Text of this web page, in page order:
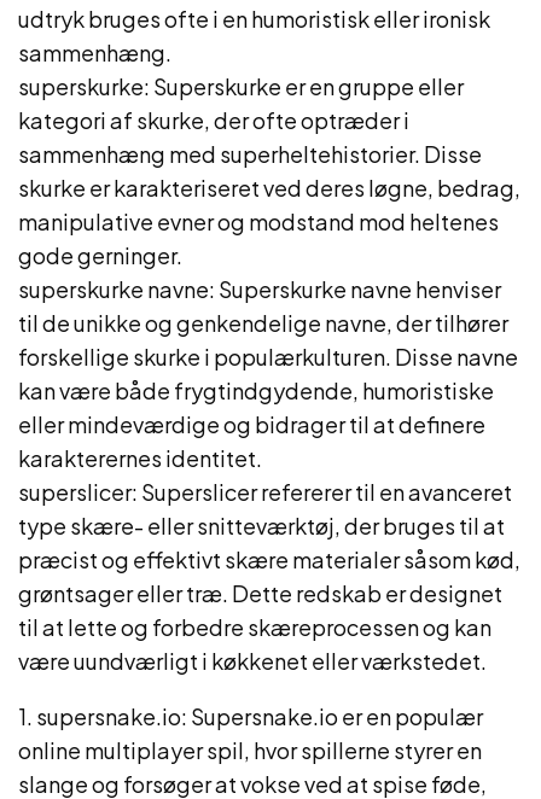
udtryk bruges ofte i en humoristisk eller ironisk
sammenhæng.
superskurke: Superskurke er en gruppe eller
kategori af skurke, der ofte optræder i
sammenhæng med superheltehistorier. Disse
skurke er karakteriseret ved deres løgne, bedrag,
manipulative evner og modstand mod heltenes
gode gerninger.
superskurke navne: Superskurke navne henviser
til de unikke og genkendelige navne, der tilhører
forskellige skurke i populærkulturen. Disse navne
kan være både frygtindgydende, humoristiske
eller mindeværdige og bidrager til at definere
karakterernes identitet.
superslicer: Superslicer refererer til en avanceret
type skære- eller snitteværktøj, der bruges til at
præcist og effektivt skære materialer såsom kød,
grøntsager eller træ. Dette redskab er designet
til at lette og forbedre skæreprocessen og kan
være uundværligt i køkkenet eller værkstedet.
1. supersnake.io: Supersnake.io er en populær
online multiplayer spil, hvor spillerne styrer en
slange og forsøger at vokse ved at spise føde,